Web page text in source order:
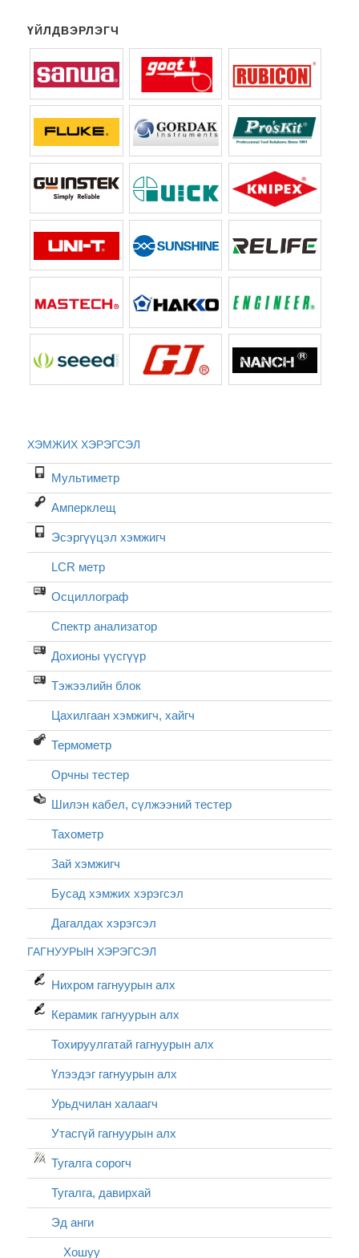
ҮЙЛДВЭРЛЭГЧ
ХЭМЖИХ ХЭРЭГСЭЛ
Мультиметр
Амперклещ
Эсэргүүцэл хэмжигч
LCR метр
Осциллограф
Спектр анализатор
Дохионы үүсгүүр
Тэжээлийн блок
Цахилгаан хэмжигч, хайгч
Термометр
Орчны тестер
Шилэн кабел, cүлжээний тестер
Тахометр
Зай хэмжигч
Бусад хэмжих хэрэгсэл
Дагалдах хэрэгсэл
ГАГНУУРЫН ХЭРЭГСЭЛ
Нихром гагнуурын алх
Керамик гагнуурын алх
Тохируулгатай гагнуурын алх
Үлээдэг гагнуурын алх
Урьдчилан халаагч
Утасгүй гагнуурын алх
Тугалга сорогч
Тугалга, давирхай
Эд анги
Хошуу